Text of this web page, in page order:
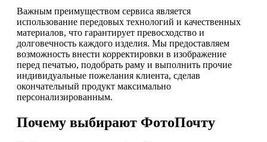
Важным преимуществом сервиса является
использование передовых технологий и качественных
материалов, что гарантирует превосходство и
долговечность каждого изделия. Мы предоставляем
возможность внести корректировки в изображение
перед печатью, подобрать раму и выполнить прочие
индивидуальные пожелания клиента, сделав
окончательный продукт максимально
персонализированным.
Почему выбирают ФотоПочту